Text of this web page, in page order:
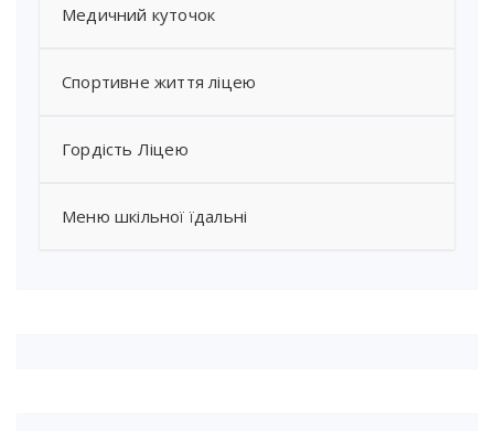
Медичний куточок
Спортивне життя ліцею
Гордість Ліцею
Меню шкільної їдальні